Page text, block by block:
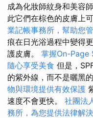
成為化妝師紋身和美容
此它們在棕色的皮膚上
業記帳事務所，幫助您
痕在日光浴過程中變得
護皮膚。 掌握On-Page
隨心享受美食 但是，
的紫外線，而不是曬黑
物與環境提供有效保護
速度不會更快。 社團法
務所，為您提供法律解